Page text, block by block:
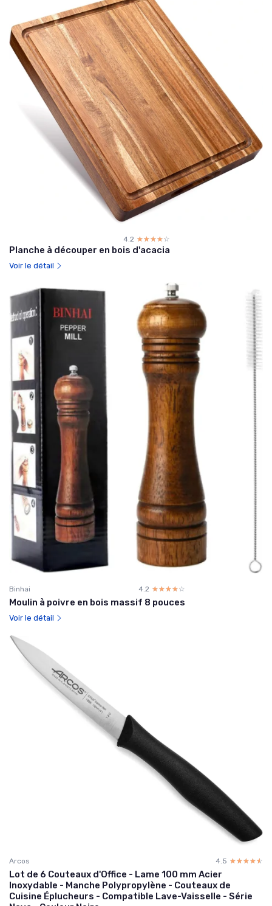
4.2 ☆☆☆☆☆
★★★★★
Planche à découper en bois d'acacia
Voir le détail
Binhai 4.2 ☆☆☆☆☆
★★★★★
Moulin à poivre en bois massif 8 pouces
Voir le détail
Arcos 4.5 ☆☆☆☆☆
★★★★★
Lot de 6 Couteaux d'Office - Lame 100 mm Acier
Inoxydable - Manche Polypropylène - Couteaux de
Cuisine Éplucheurs - Compatible Lave-Vaisselle - Série